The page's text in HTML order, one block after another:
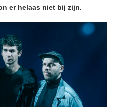
er helaas niet bij zijn.